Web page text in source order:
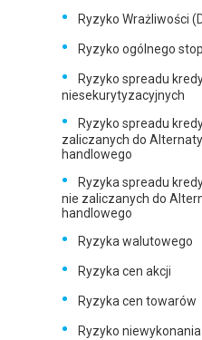
Ryzyko Wrażliwości
Ryzyko ogólnego
Ryzyko spreadu
niesekurytyzacyjnych
Ryzyko spreadu
zaliczanych do
handlowego
Ryzyka spreadu
nie zaliczanych do
handlowego
Ryzyka walutowego
Ryzyka cen akcji
Ryzyka cen towarów
Ryzyko